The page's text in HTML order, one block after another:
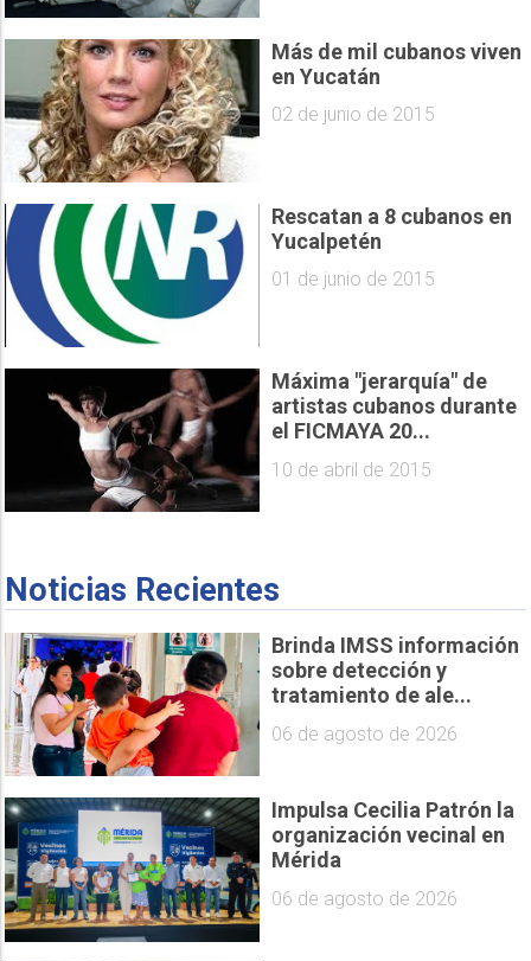
Más de mil cubanos viven
en Yucatán
02 de junio de 2015
Rescatan a 8 cubanos en
Yucalpetén
01 de junio de 2015
Máxima "jerarquía" de
artistas cubanos durante
el FICMAYA 20...
10 de abril de 2015
Noticias Recientes
Brinda IMSS información
sobre detección y
tratamiento de ale...
06 de agosto de 2026
Impulsa Cecilia Patrón la
organización vecinal en
Mérida
06 de agosto de 2026